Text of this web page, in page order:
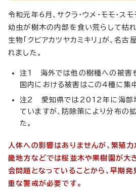
令和元年6月、サクラ・ウメ・モモ・スモ
幼虫が樹木の内部を食い荒らして枯
生物「クビアカツヤカミキリ」が、名古
れました。
注1 海外では他の樹種への被害
国内における被害はこの4種に集
注2 愛知県では2012年に海部
ていますが、防除策により分布の
た。
人体への影響はありませんが、繁殖力
畿地方などでは桜並木や果樹園が大
会問題となっていることから、早期発
重な警戒が必要です。